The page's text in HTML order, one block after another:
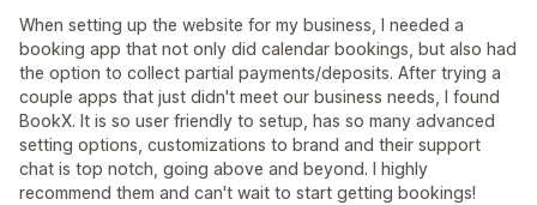
When setting up the website for my business, I needed a
booking app that not only did calendar bookings, but also had
the option to collect partial payments/deposits. After trying a
couple apps that just didn't meet our business needs, I found
BookX. It is so user friendly to setup, has so many advanced
setting options, customizations to brand and their support
chat is top notch, going above and beyond. I highly
recommend them and can't wait to start getting bookings!